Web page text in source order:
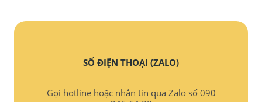
SỐ ĐIỆN THOẠI (ZALO)
Gọi hotline hoặc nhắn tin qua Zalo số 090